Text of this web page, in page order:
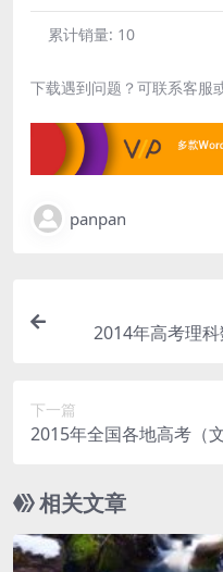
累计销量: 10
下载遇到问题？可联系客服
panpan
2014年高考理
下一篇
2015年全国各地高考（
相关文章